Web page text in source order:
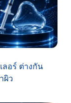
ลอร์ ต่างกัน
ผิว